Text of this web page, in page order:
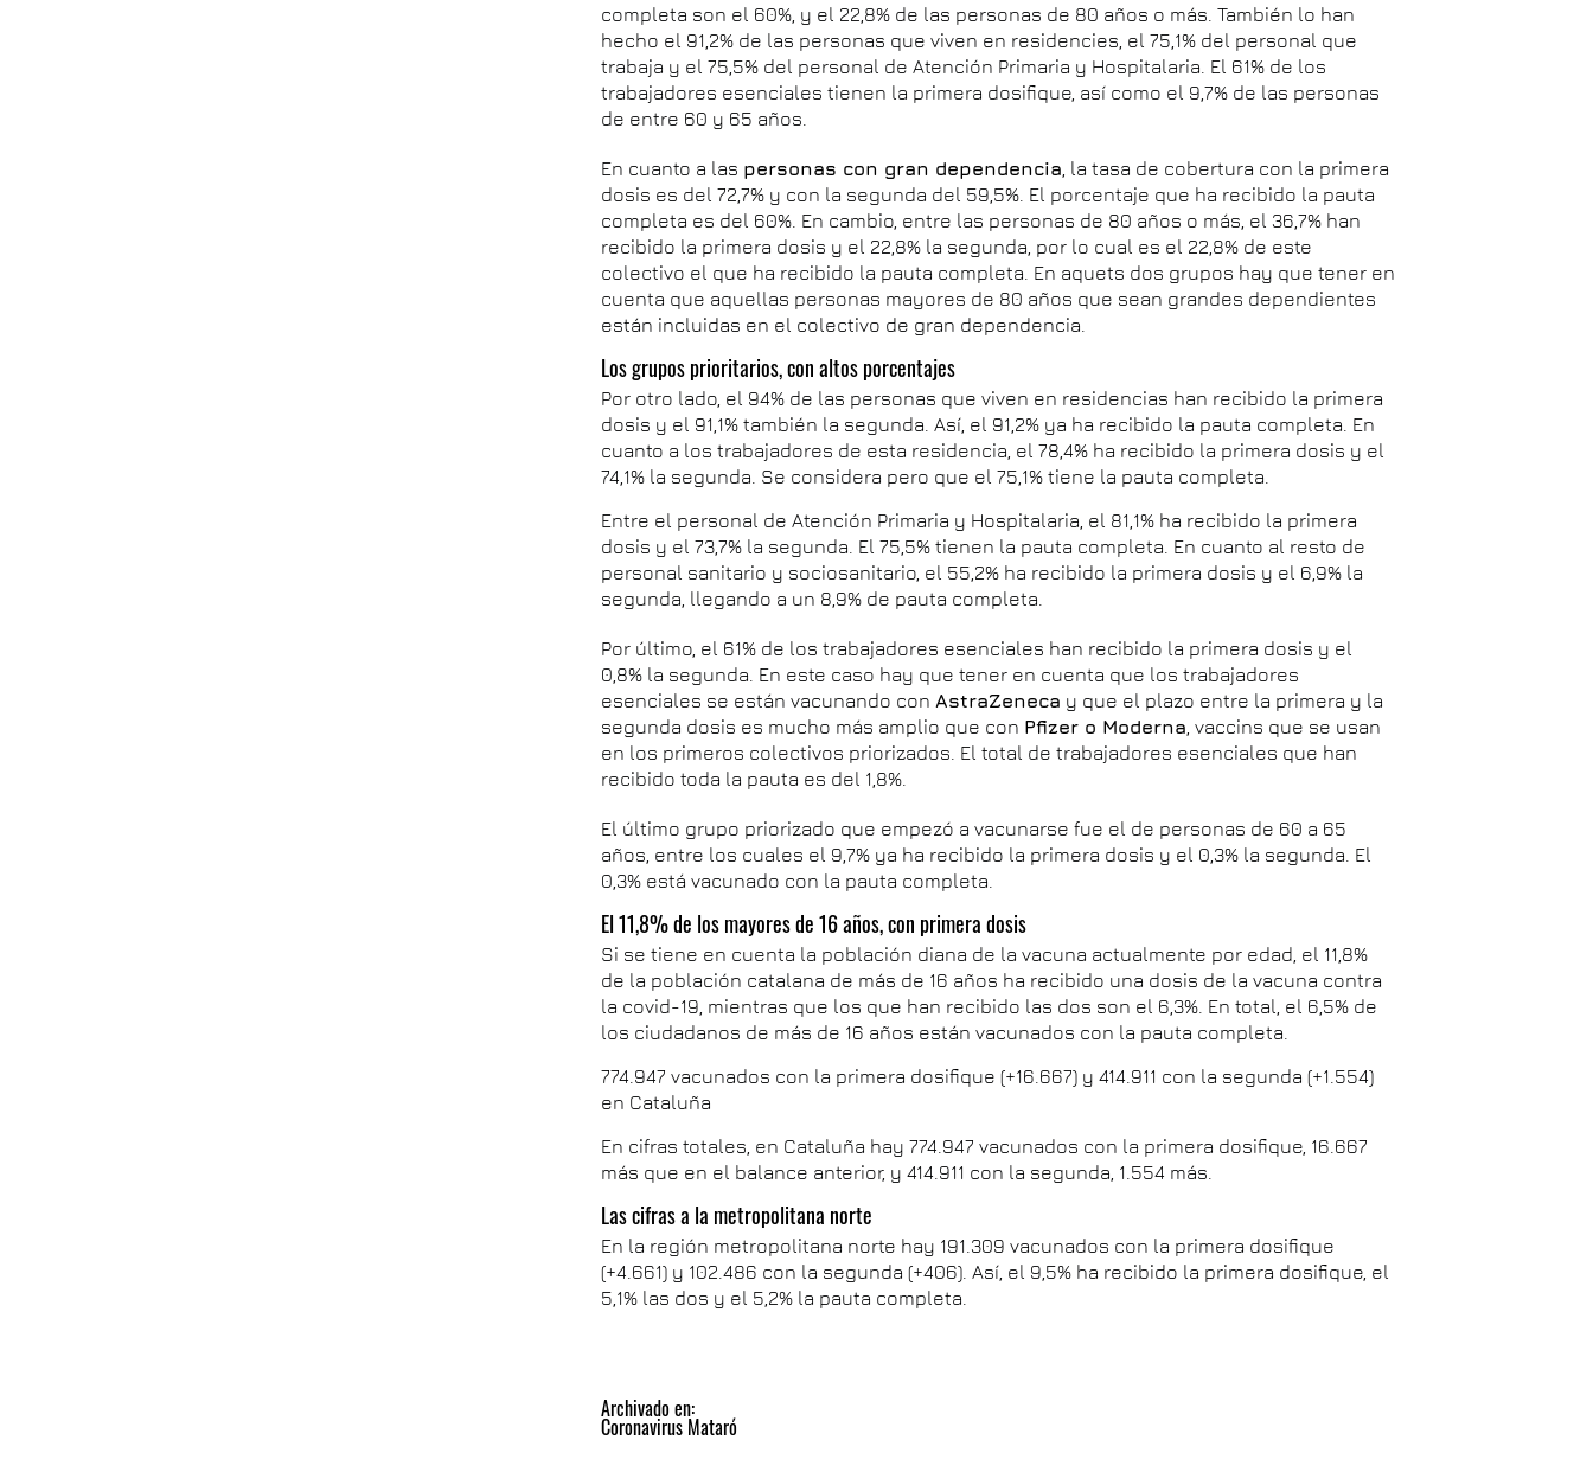
completa son el 60%, y el 22,8% de las personas de 80 años o más. También lo han
hecho el 91,2% de las personas que viven en residencies, el 75,1% del personal que
trabaja y el 75,5% del personal de Atención Primaria y Hospitalaria. El 61% de los
trabajadores esenciales tienen la primera dosifique, así como el 9,7% de las personas
de entre 60 y 65 años.
En cuanto a las personas con gran dependencia , la tasa de cobertura con la primera
dosis es del 72,7% y con la segunda del 59,5%. El porcentaje que ha recibido la pauta
completa es del 60%. En cambio, entre las personas de 80 años o más, el 36,7% han
recibido la primera dosis y el 22,8% la segunda, por lo cual es el 22,8% de este
colectivo el que ha recibido la pauta completa. En aquets dos grupos hay que tener en
cuenta que aquellas personas mayores de 80 años que sean grandes dependientes
están incluidas en el colectivo de gran dependencia.
Los grupos prioritarios, con altos porcentajes
Por otro lado, el 94% de las personas que viven en residencias han recibido la primera
dosis y el 91,1% también la segunda. Así, el 91,2% ya ha recibido la pauta completa. En
cuanto a los trabajadores de esta residencia, el 78,4% ha recibido la primera dosis y el
74,1% la segunda. Se considera pero que el 75,1% tiene la pauta completa.
Entre el personal de Atención Primaria y Hospitalaria, el 81,1% ha recibido la primera
dosis y el 73,7% la segunda. El 75,5% tienen la pauta completa. En cuanto al resto de
personal sanitario y sociosanitario, el 55,2% ha recibido la primera dosis y el 6,9% la
segunda, llegando a un 8,9% de pauta completa.
Por último, el 61% de los trabajadores esenciales han recibido la primera dosis y el
0,8% la segunda. En este caso hay que tener en cuenta que los trabajadores
esenciales se están vacunando con AstraZeneca y que el plazo entre la primera y la
segunda dosis es mucho más amplio que con Pfizer o Moderna , vaccins que se usan
en los primeros colectivos priorizados. El total de trabajadores esenciales que han
recibido toda la pauta es del 1,8%.
El último grupo priorizado que empezó a vacunarse fue el de personas de 60 a 65
años, entre los cuales el 9,7% ya ha recibido la primera dosis y el 0,3% la segunda. El
0,3% está vacunado con la pauta completa.
El 11,8% de los mayores de 16 años, con primera dosis
Si se tiene en cuenta la población diana de la vacuna actualmente por edad, el 11,8%
de la población catalana de más de 16 años ha recibido una dosis de la vacuna contra
la covid-19, mientras que los que han recibido las dos son el 6,3%. En total, el 6,5% de
los ciudadanos de más de 16 años están vacunados con la pauta completa.
774.947 vacunados con la primera dosifique (+16.667) y 414.911 con la segunda (+1.554)
en Cataluña
En cifras totales, en Cataluña hay 774.947 vacunados con la primera dosifique, 16.667
más que en el balance anterior, y 414.911 con la segunda, 1.554 más.
Las cifras a la metropolitana norte
En la región metropolitana norte hay 191.309 vacunados con la primera dosifique
(+4.661) y 102.486 con la segunda (+406). Así, el 9,5% ha recibido la primera dosifique, el
5,1% las dos y el 5,2% la pauta completa.
Archivado en:
Coronavirus Mataró